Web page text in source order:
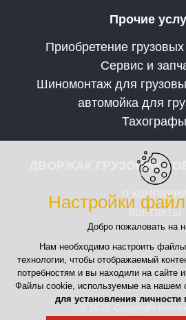
Прочие
Приобретение
Сервис и
Шиномонтаж для
автомойка для
Тахографы
ДВОРЖАК ГРУЗОВИК -
о компании
Контакты
Настройки
Добро пожаловать на
Нам необходимо настроить
технологии, чтобы отображаемый
потребностям и вы находили на сайте
Файлы cookie, используемые на нашем
для установления личности